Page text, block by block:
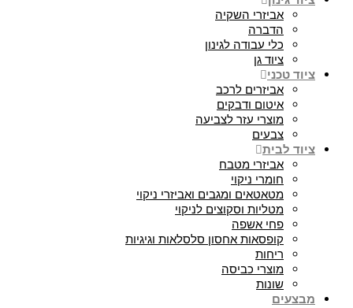
אביזרי השקיה
הדברה
כלי עבודה לגינון
ציוד גן
ציוד טכני
אביזרים לרכב
איטום ודבקים
מוצרי עזר לצביעה
צבעים
ציוד לבית
אביזרי מטבח
חומרי ניקוי
מטאטאים ומגבים ואביזרי ניקוי
מטליות וסקוצים לניקוי
פחי אשפה
קופסאות אחסון סלסלאות וגיגיות
ריחות
מוצרי כביסה
שונות
מבצעים